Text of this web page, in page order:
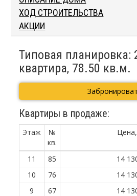
ХОД СТРОИТЕЛЬСТВА
АКЦИИ
Типовая планировка:
квартира, 78.50 кв.м.
Квартиры в продаже:
Этаж
№
кв.
11 85
14
10
76
14
9
67
14